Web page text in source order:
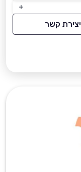
יצירת קשר